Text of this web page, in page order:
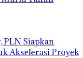
PLN Siapkan
Akselerasi Proyek